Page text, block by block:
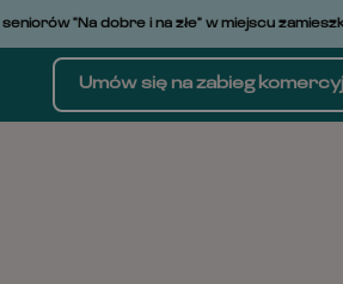
"Na dobre i na złe" w miejscu zamieszkania
Umów się na zabieg